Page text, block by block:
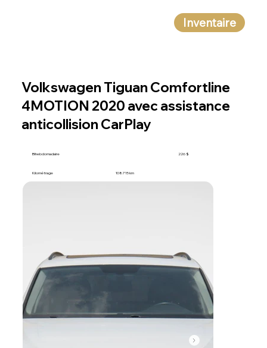
Inventaire
Bihebdomadaire 226 $
Kilométrage 108 715 km
Volkswagen Tiguan Comfortline
4MOTION 2020 avec assistance
anticollision CarPlay